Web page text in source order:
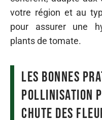
votre région et au
pour assurer une
plants de tomate.
Les bonnes
pollinisation
chute des